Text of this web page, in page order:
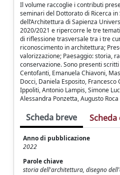
Il volume raccoglie i contributi
seminari del Dottorato di Ricerca
dell’Architettura di Sapienza
2020/2021 e ripercorre le tre
di riflessione trasversale tra i tre
riconoscimento in architettura;
valorizzazione; Paesaggio: storia,
conservazione. Sono presenti
Centofanti, Emanuela Chiavoni,
Docci, Daniela Esposito, Francesco
Ippoliti, Antonio Lampis, Simone
Alessandra Ponzetta, Augusto
Scheda breve
Anno di pubblicazione
2022
Parole chiave
storia dell'architettura, disegno